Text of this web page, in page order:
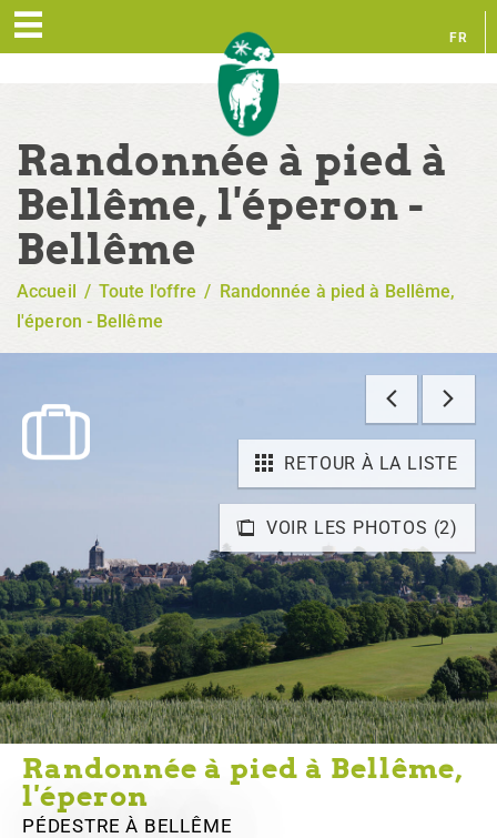
FR
Randonnée à pied à
Bellême, l'éperon -
Bellême
Accueil / Toute l'offre / Randonnée à pied à Bellême,
l'éperon - Bellême
VOIR LES PHOTOS (2)
RETOUR À LA LISTE
Randonnée à pied à Bellême,
l'éperon
PÉDESTREÀ BELLÊME